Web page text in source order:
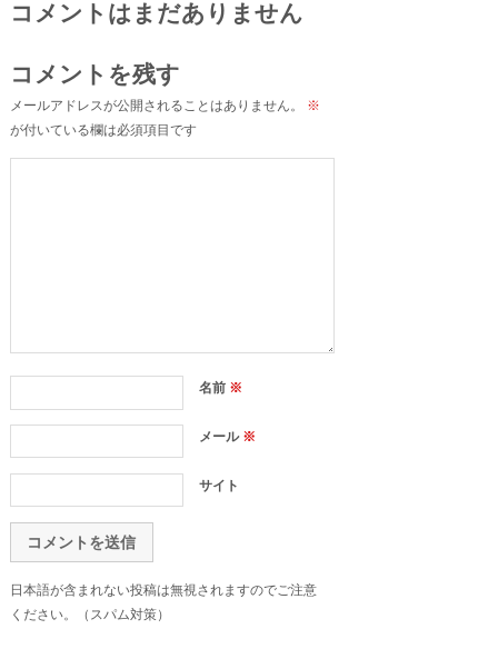
コメントはまだありません
コメントを残す
メールアドレスが公開されることはありません。
※
が付いている欄は必須項目です
名前 ※
メール※
サイト
日本語が含まれない投稿は無視されますのでご注意
ください。（スパム対策）